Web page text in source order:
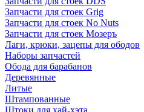
Запчасти для стоек Grig
Запчасти для стоек No Nuts
Запчасти для стоек Мозеръ
Лаги, крюки, зацепы для ободов
Наборы запчастей
Обода для барабанов
Деревянные
Литые
Штампованные
Штоки для хай-хэта